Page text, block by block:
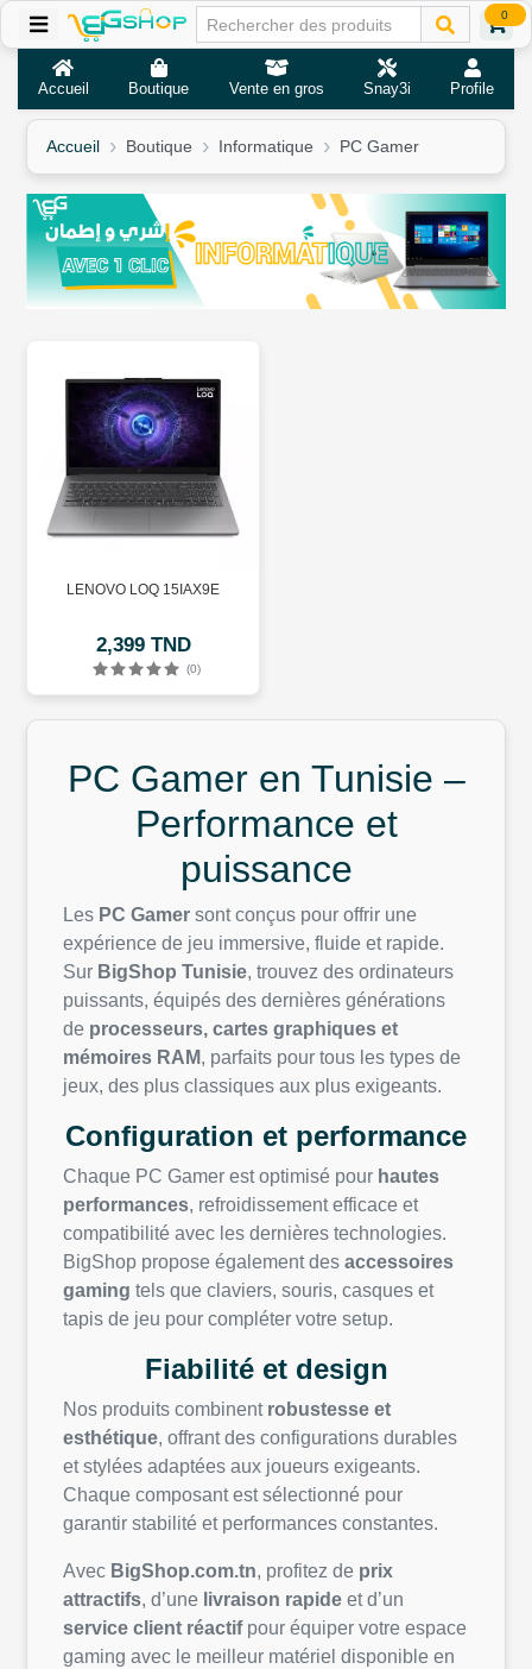
0
Accueil Boutique Vente en gros Snay3i Profile
Accueil Boutique Informatique PC Gamer
LENOVO LOQ 15IAX9E
2,399 TND
(0)
PC Gamer en Tunisie –
Performance et
puissance
Les PC Gamer sont conçus pour offrir une
expérience de jeu immersive, fluide et rapide.
Sur BigShop Tunisie, trouvez des ordinateurs
puissants, équipés des dernières générations
de processeurs, cartes graphiques et
mémoires RAM, parfaits pour tous les types de
jeux, des plus classiques aux plus exigeants.
Configuration et performance
Chaque PC Gamer est optimisé pour hautes
performances, refroidissement efficace et
compatibilité avec les dernières technologies.
BigShop propose également des accessoires
gaming tels que claviers, souris, casques et
tapis de jeu pour compléter votre setup.
Fiabilité et design
Nos produits combinent robustesse et
esthétique, offrant des configurations durables
et stylées adaptées aux joueurs exigeants.
Chaque composant est sélectionné pour
garantir stabilité et performances constantes.
Avec BigShop.com.tn, profitez de prix
attractifs, d’une livraison rapide et d’un
service client réactifpour équiper votre espace
gaming avec le meilleur matériel disponible en